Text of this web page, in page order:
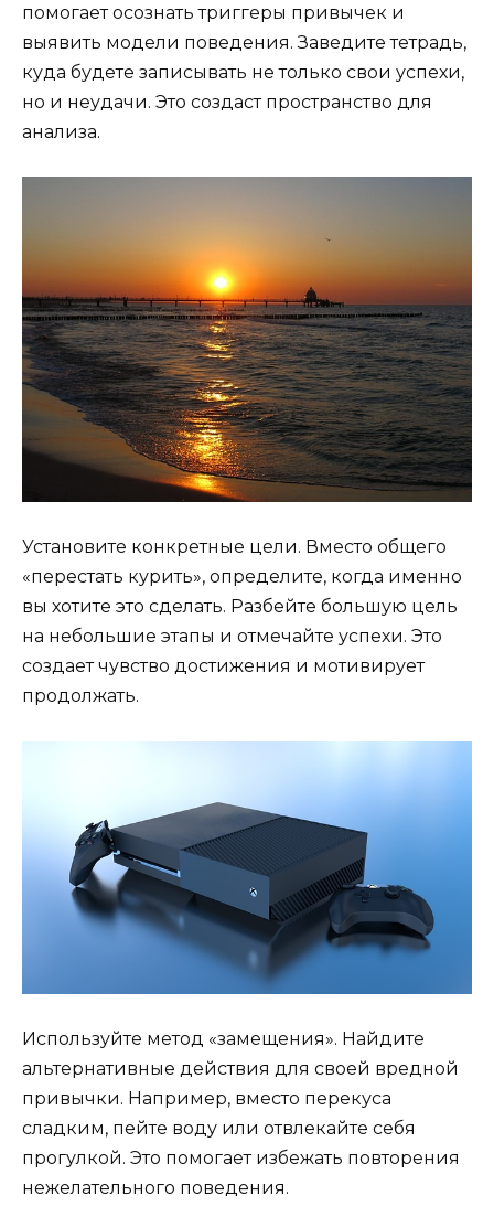
помогает осознать триггеры привычек и
выявить модели поведения. Заведите тетрадь,
куда будете записывать не только свои успехи,
но и неудачи. Это создаст пространство для
анализа.
Установите конкретные цели. Вместо общего
«перестать курить», определите, когда именно
вы хотите это сделать. Разбейте большую цель
на небольшие этапы и отмечайте успехи. Это
создает чувство достижения и мотивирует
продолжать.
Используйте метод «замещения». Найдите
альтернативные действия для своей вредной
привычки. Например, вместо перекуса
сладким, пейте воду или отвлекайте себя
прогулкой. Это помогает избежать повторения
нежелательного поведения.